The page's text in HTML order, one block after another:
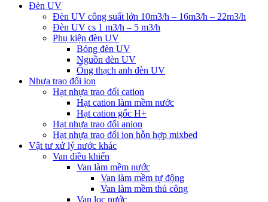
Đèn UV
Đèn UV công suất lớn 10m3/h – 16m3/h – 22m3/h
Đèn UV cs 1 m3/h – 5 m3/h
Phụ kiện đèn UV
Bóng đèn UV
Nguồn đèn UV
Ống thạch anh đèn UV
Nhựa trao đổi ion
Hạt nhựa trao đổi cation
Hạt cation làm mềm nước
Hạt cation gốc H+
Hạt nhựa trao đổi anion
Hạt nhựa trao đổi ion hỗn hợp mixbed
Vật tư xử lý nước khác
Van điều khiển
Van làm mềm nước
Van làm mềm tự động
Van làm mềm thủ công
Van lọc nước